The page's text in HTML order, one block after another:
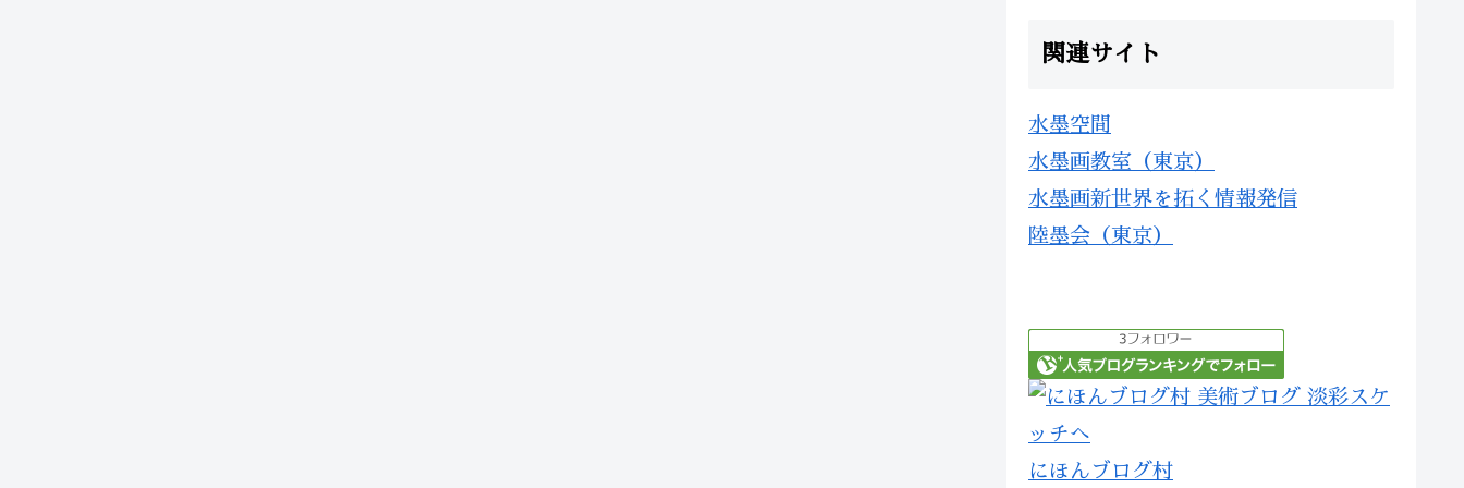
関連サイト
水墨空間
水墨画教室（東京）
水墨画新世界を拓く情報発信
陸墨会（東京）
にほんブログ村